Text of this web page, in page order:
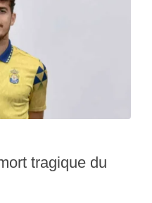
tragique du